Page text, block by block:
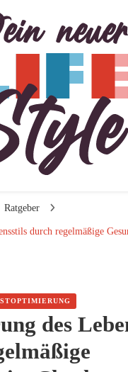
Lifestyle
Ratgeber
durch regelmäßige
des